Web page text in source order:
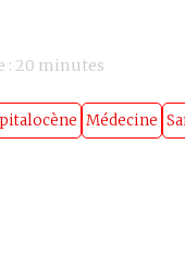
:20 minutes
Médecine